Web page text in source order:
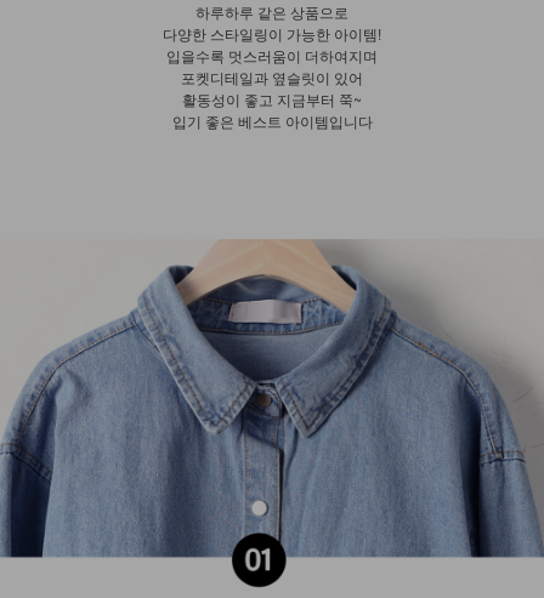
하루하루 같은 상품으로
다양한 스타일링이 가능한 아이템!
입을수록 멋스러움이 더하여지며
포켓디테일과 옆슬릿이 있어
활동성이 좋고 지금부터 쭉~
입기 좋은 베스트 아이템입니다